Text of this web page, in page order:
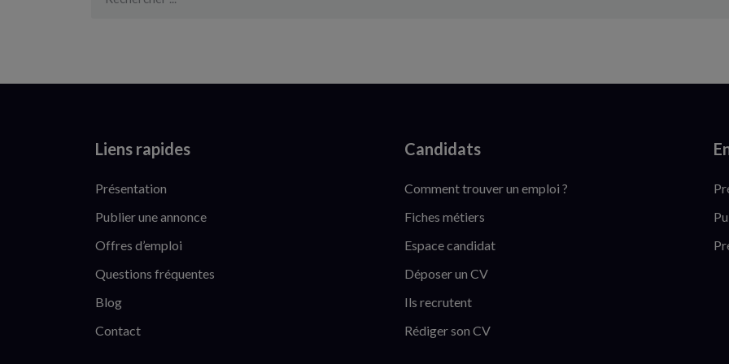
Liens rapides
Présentation
Publier une annonce
Offres d’emploi
Questions fréquentes
Blog
Contact
Candidats
Comment trouver un emploi ?
Fiches métiers
Espace candidat
Déposer un CV
Ils recrutent
Rédiger son CV